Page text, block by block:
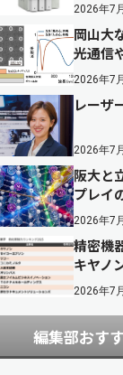
2026年7
岡山大
光通信
2026年7
レーザ
2026年7
阪大と
プレイ
2026年7
精密機
キヤノ
2026年7
編集部おす